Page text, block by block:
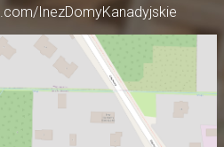
InezDomyKanadyjskie